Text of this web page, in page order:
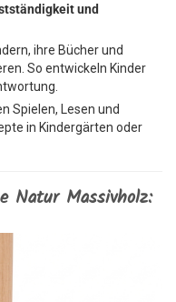
und
ihre Bücher und
So entwickeln Kinder
Spielen, Lesen und
in Kindergärten oder
Natur Massivholz: